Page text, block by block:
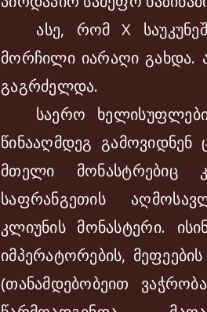
ასე, რომ X
მორჩილი იარაღი გახდა.
გაგრძელდა.
საერო ხელისუფლების
წინააღმდეგ
მთელი მონასტრებიც
საფრანგეთის
კლიუნის მონასტერი.
იმპერატორების,
(თანამდებობეით